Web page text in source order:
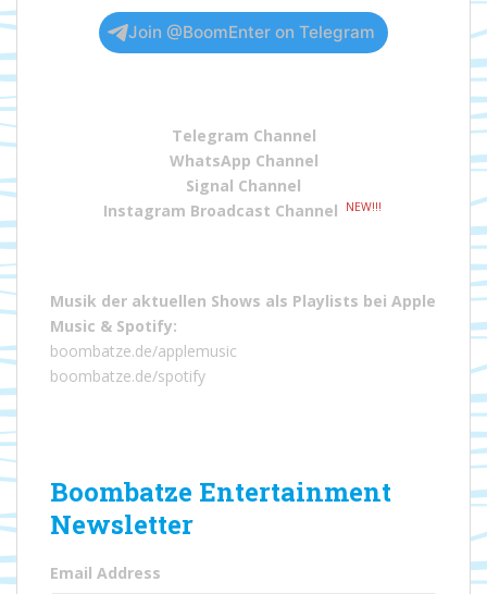
Join @BoomEnter on Telegram
Telegram Channel
WhatsApp Channel
Signal Channel
Instagram Broadcast Channel
NEW!!!
Musik der aktuellen Shows als Playlists bei Apple
Music & Spotify:
boombatze.de/applemusic
boombatze.de/spotify
Boombatze Entertainment
Newsletter
Email Address